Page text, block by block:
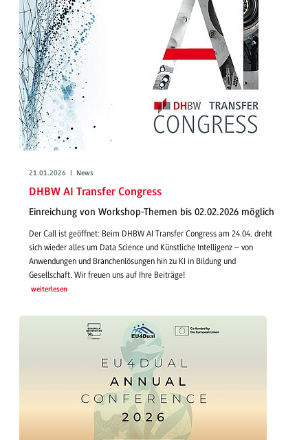
21.01.2026 | News
DHBW AI Transfer Congress
Einreichung von Workshop-Themen bis 02.02.2026 möglich
Der Call ist geöffnet: Beim DHBW AI Transfer Congress am 24.04. dreht
sich wieder alles um Data Science und Künstliche Intelligenz – von
Anwendungen und Branchenlösungen hin zu KI in Bildung und
Gesellschaft. Wir freuen uns auf Ihre Beiträge!
weiterlesen